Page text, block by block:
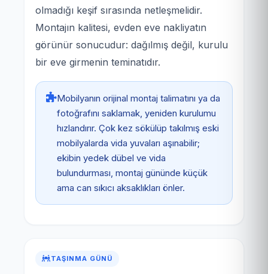
olmadığı keşif sırasında netleşmelidir.
Montajın kalitesi, evden eve nakliyatın
görünür sonucudur: dağılmış değil, kurulu
bir eve girmenin teminatıdır.
Mobilyanın orijinal montaj talimatını ya da
fotoğrafını saklamak, yeniden kurulumu
hızlandırır. Çok kez sökülüp takılmış eski
mobilyalarda vida yuvaları aşınabilir;
ekibin yedek dübel ve vida
bulundurması, montaj gününde küçük
ama can sıkıcı aksaklıkları önler.
TAŞINMA GÜNÜ